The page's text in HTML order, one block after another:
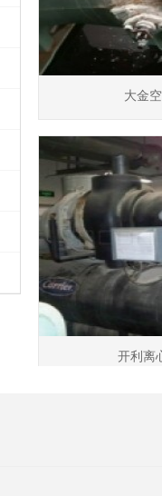
大金
开利